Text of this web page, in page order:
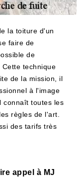
la toiture d'un
faire de
de
technique
de la mission, il
à l'image
connaît toutes les
règles de l'art.
des tarifs très
appel à MJ